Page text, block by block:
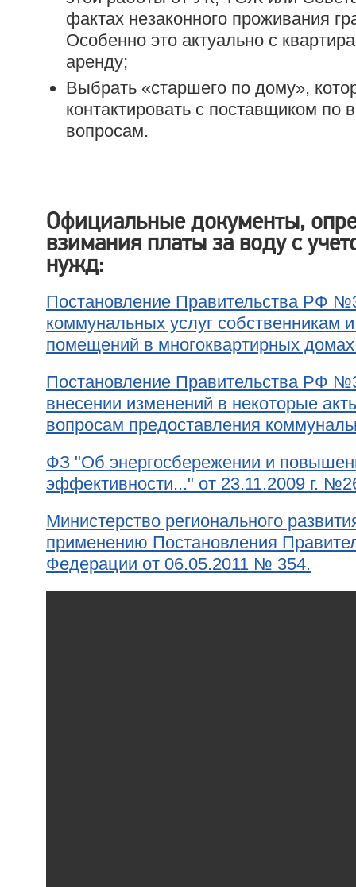
фактах незаконного проживания
Особенно это актуально с
аренду;
Выбрать «старшего по дому»,
контактировать с поставщиком
вопросам.
Официальные документы,
взимания платы за воду с
нужд:
Постановление Правительства РФ
коммунальных услуг собственникам
помещений в многоквартирных
Постановление Правительства РФ
внесении изменений в некоторые
вопросам предоставления
ФЗ "Об энергосбережении и
эффективности..." от 23.11.2009 г.
Министерство регионального
применению Постановления
Федерации от 06.05.2011 № 354.